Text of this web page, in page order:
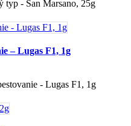
typ - San Marsano, 25g
– Lugas F1, 1g
- Lugas F1, 1g